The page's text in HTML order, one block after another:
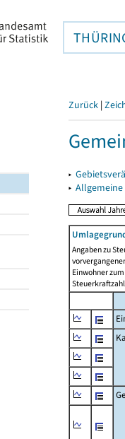
Zurück |
▸
▸
Angaben zu
Einwohner